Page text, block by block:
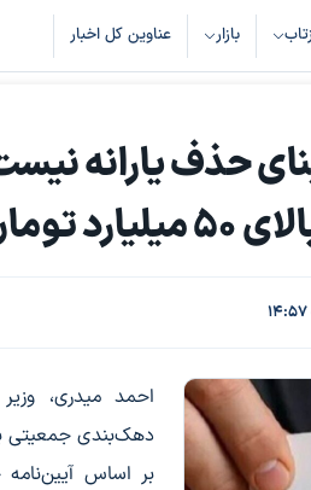
بازار عناوین کل اخبار
حذف یارانه
احمد میدری،
دهک‌بندی جمعیتی
بر اساس